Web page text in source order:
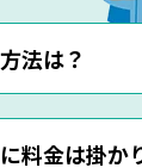
法は？
446)もしくは
にてご予約
料金は掛か